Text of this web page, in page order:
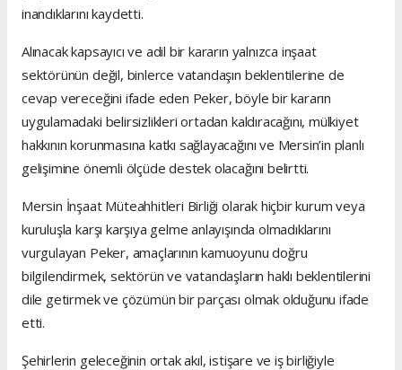
inandıklarını kaydetti.
Alınacak kapsayıcı ve adil bir kararın yalnızca inşaat
sektörünün değil, binlerce vatandaşın beklentilerine de
cevap vereceğini ifade eden Peker, böyle bir kararın
uygulamadaki belirsizlikleri ortadan kaldıracağını, mülkiyet
hakkının korunmasına katkı sağlayacağını ve Mersin’in planlı
gelişimine önemli ölçüde destek olacağını belirtti.
Mersin İnşaat Müteahhitleri Birliği olarak hiçbir kurum veya
kuruluşla karşı karşıya gelme anlayışında olmadıklarını
vurgulayan Peker, amaçlarının kamuoyunu doğru
bilgilendirmek, sektörün ve vatandaşların haklı beklentilerini
dile getirmek ve çözümün bir parçası olmak olduğunu ifade
etti.
Şehirlerin geleceğinin ortak akıl, istişare ve iş birliğiyle